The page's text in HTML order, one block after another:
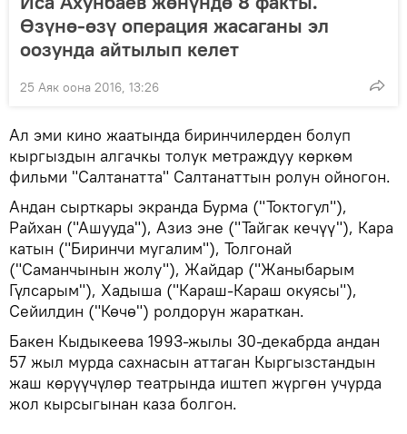
Өзүнө-өзү операция жасаганы эл
оозунда айтылып келет
25 Аяк оона 2016, 13:26
Ал эми кино жаатында биринчилерден болуп
кыргыздын алгачкы толук метраждуу көркөм
фильми "Салтанатта" Салтанаттын ролун ойногон.
Андан сырткары экранда Бурма ("Токтогул"),
Райхан ("Ашууда"), Азиз эне ("Тайгак кечүү"), Кара
катын ("Биринчи мугалим"), Толгонай
("Саманчынын жолу"), Жайдар ("Жаныбарым
Гүлсарым"), Хадыша ("Караш-Караш окуясы"),
Сейилдин ("Көчө") ролдорун жараткан.
Бакен Кыдыкеева 1993-жылы 30-декабрда андан
57 жыл мурда сахнасын аттаган Кыргызстандын
жаш көрүүчүлөр театрында иштеп жүргөн учурда
жол кырсыгынан каза болгон.